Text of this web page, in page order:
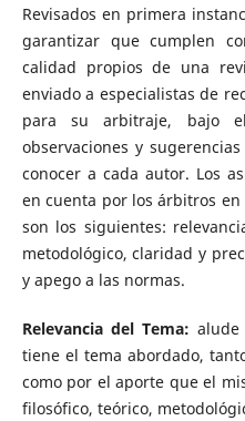
Revisados en primera
garantizar que cumplen
calidad propios de una
enviado a especialistas de
para su arbitraje, bajo
observaciones y
conocer a cada autor. Los
en cuenta por los árbitros
son los siguientes:
metodológico, claridad y
y apego a las normas.
Relevancia del Tema:
tiene el tema abordado,
como por el aporte que el
filosófico, teórico,